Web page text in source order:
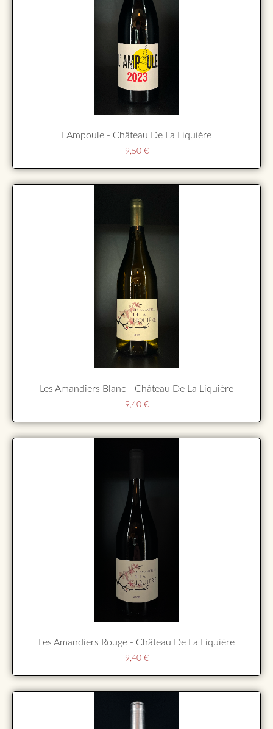
L'Ampoule - Château De La Liquière
9,50 €
Les Amandiers Blanc - Château De La Liquière
9,40 €
Les Amandiers Rouge - Château De La Liquière
9,40 €